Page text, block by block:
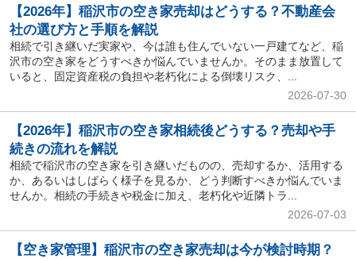
【2026年】稲沢市の空き家売却はどうする？不動産会
社の選び方と手順を解説
相続で引き継いだ実家や、今は誰も住んでいない一戸建てなど、稲
沢市の空き家をどうすべきか悩んでいませんか。そのまま放置して
いると、固定資産税の負担や老朽化による倒壊リスク、...
2026-07-30
【2026年】稲沢市の空き家相続後どうする？売却や手
続きの流れを解説
相続で稲沢市の空き家を引き継いだものの、売却するか、活用する
か、あるいはしばらく様子を見るか、どう判断すべきか悩んでいま
せんか。相続の手続きや税金に加え、老朽化や近隣トラ...
2026-07-03
【空き家管理】稲沢市の空き家売却は今が検討時期？